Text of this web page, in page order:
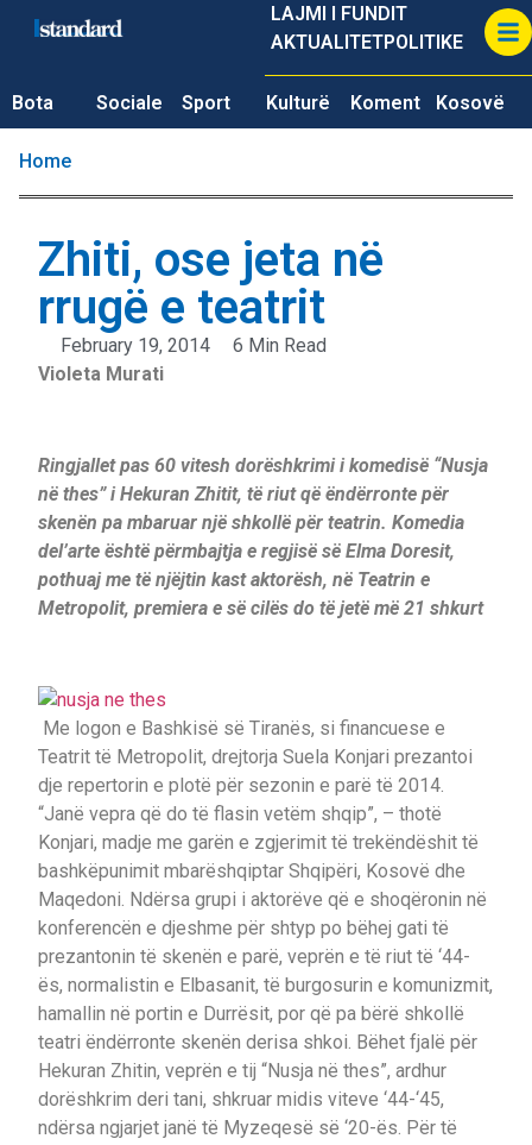
LAJMI I FUNDIT
AKTUALITETPOLITIKE
Bota Sociale Sport Kulturë Koment Kosovë
Home
Zhiti, ose jeta në
rrugë e teatrit
February 19, 2014
6 Min Read
Violeta Murati
Ringjallet pas 60 vitesh dorëshkrimi i komedisë “Nusja
në thes” i Hekuran Zhitit, të riut që ëndërronte për
skenën pa mbaruar një shkollë për teatrin. Komedia
del’arte është përmbajtja e regjisë së Elma Doresit,
pothuaj me të njëjtin kast aktorësh, në Teatrin e
Metropolit, premiera e së cilës do të jetë më 21 shkurt
Me logon e Bashkisë së Tiranës, si financuese e
Teatrit të Metropolit, drejtorja Suela Konjari prezantoi
dje repertorin e plotë për sezonin e parë të 2014.
“Janë vepra që do të flasin vetëm shqip”, – thotë
Konjari, madje me garën e zgjerimit të trekëndëshit të
bashkëpunimit mbarëshqiptar Shqipëri, Kosovë dhe
Maqedoni. Ndërsa grupi i aktorëve që e shoqëronin në
konferencën e djeshme për shtyp po bëhej gati të
prezantonin të skenën e parë, veprën e të riut të ‘44-
ës, normalistin e Elbasanit, të burgosurin e komunizmit,
hamallin në portin e Durrësit, por që pa bërë shkollë
teatri ëndërronte skenën derisa shkoi. Bëhet fjalë për
Hekuran Zhitin, veprën e tij “Nusja në thes”, ardhur
dorëshkrim deri tani, shkruar midis viteve ‘44-‘45,
ndërsa ngjarjet janë të Myzeqesë së ‘20-ës. Për të